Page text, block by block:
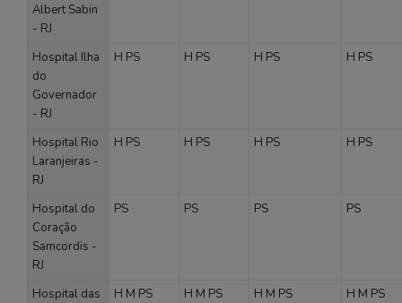
Albert Sabin
- RJ
Hospital Ilha
do
Governador
- RJ
H PS H PS H PS H PS
Hospital Rio
Laranjeiras -
RJ
H PS H PS H PS H PS
Hospital do
Coração
Samcordis -
RJ
PS PS PS PS
Hospital das
H M PS H M PS H M PS H M PS